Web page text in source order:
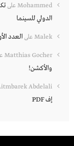
Mohammed على
الدولي للسينما
Malek علىالعدد
Matthias Gocher
والأكشن!
Abdelali
إف PDF